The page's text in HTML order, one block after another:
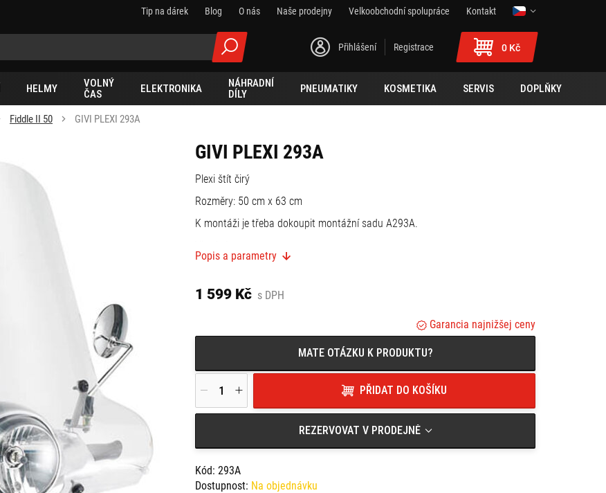
Tip na dárek Blog O nás Naše prodejny Velkoobchodní spolupráce
Kontakt
Přihlášení Registrace 0 Kč
HELMY
VOLNÝ
ČAS
ELEKTRONIKA
NÁHRADNÍ
DÍLY
PNEUMATIKY KOSMETIKA SERVIS DOPLŇKY
Fiddle II 50 GIVI PLEXI 293A
GIVI PLEXI 293A
Plexi štít čirý
Rozměry: 50 cm x 63 cm
K montáži je třeba dokoupit montážní sadu A293A.
Popis a parametry
1 599 Kč s DPH
Garancia najnižšej ceny
MATE OTÁZKU K PRODUKTU?
PŘIDAT DO KOŠÍKU
REZERVOVAT V PRODEJNĚ
Kód: 293A
Dostupnost: Na objednávku